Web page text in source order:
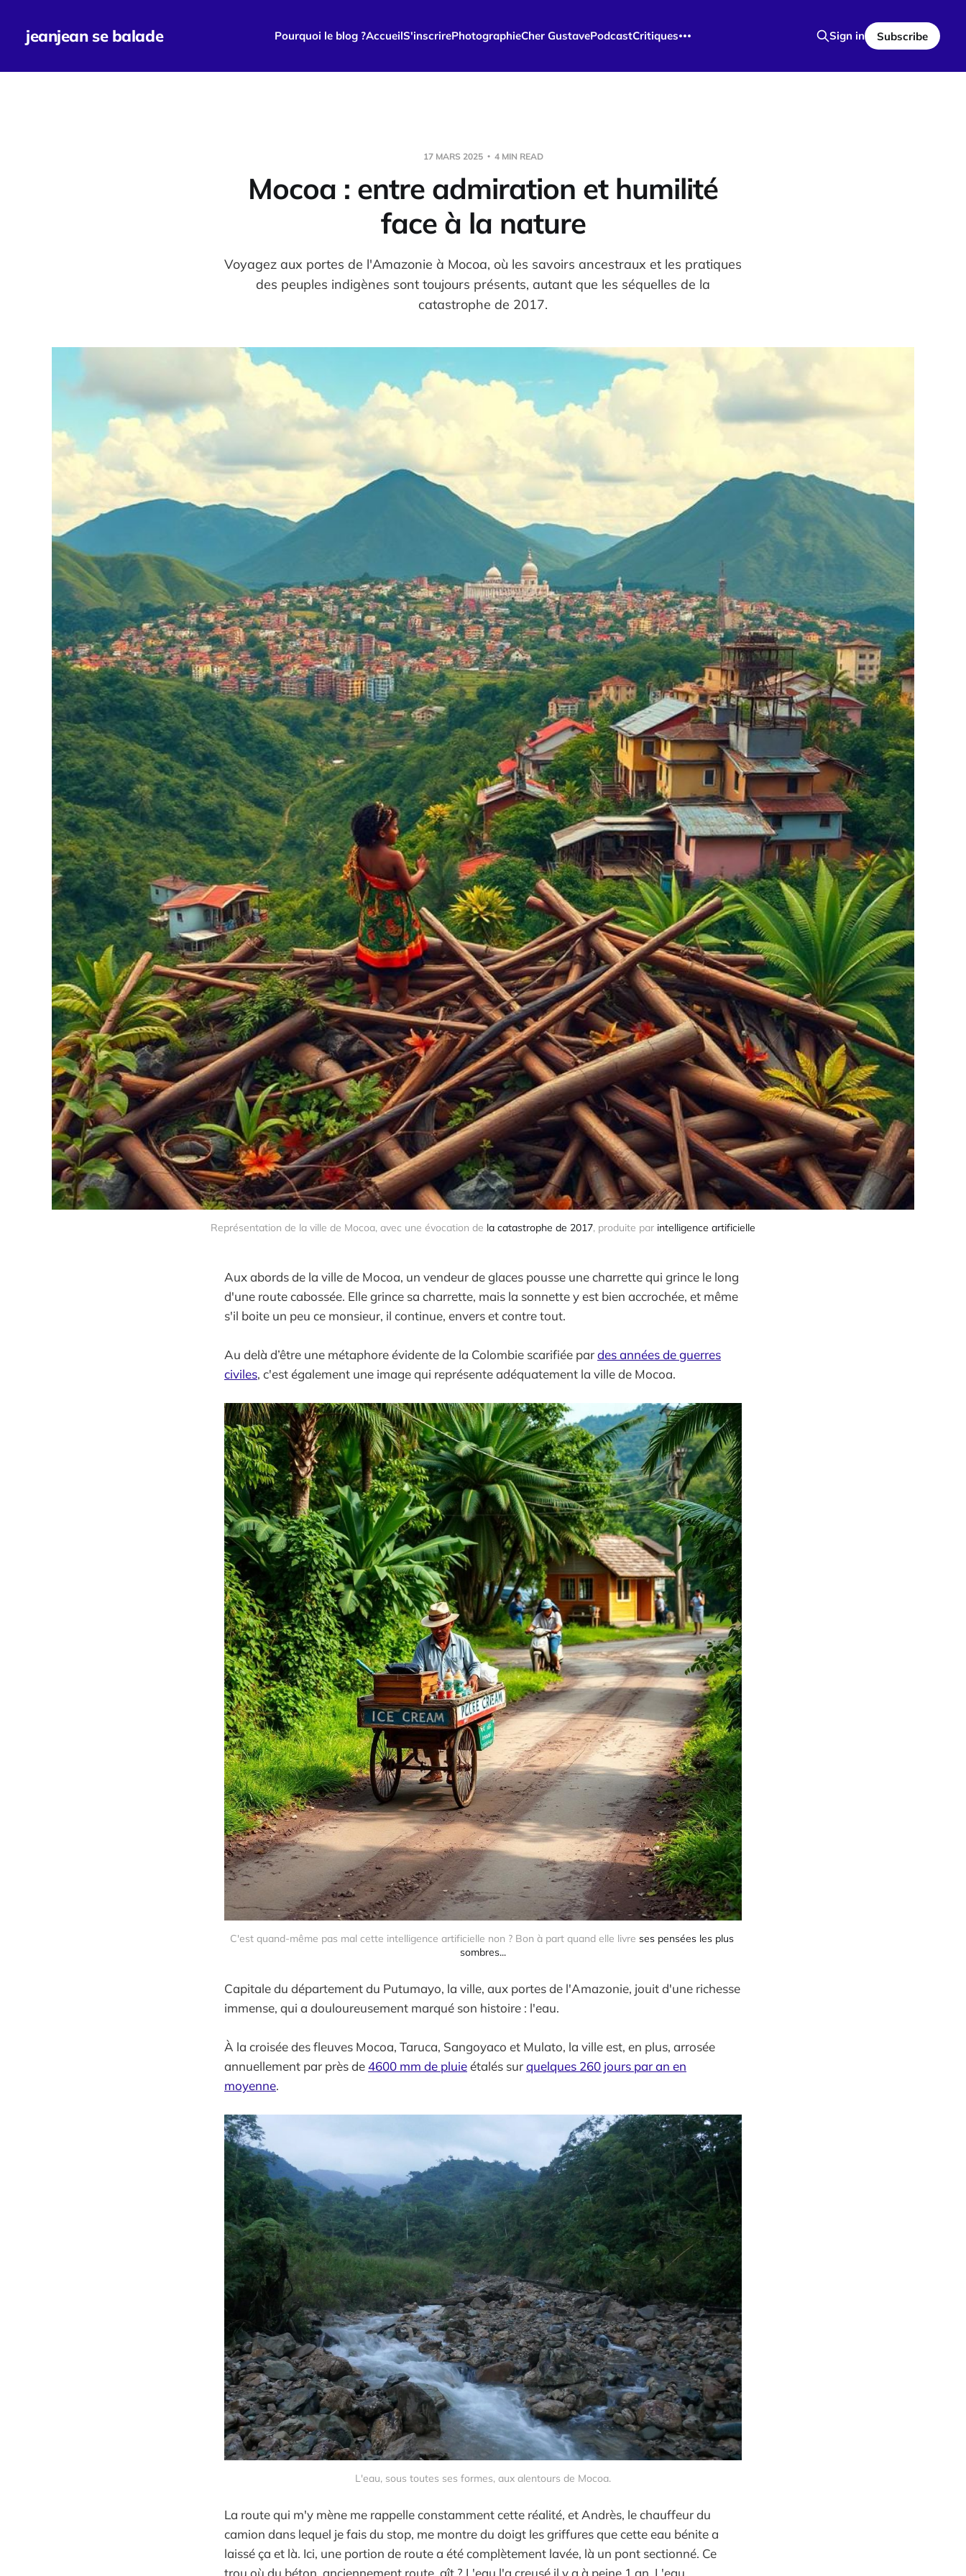
jeanjean se balade Pourquoi le blog ?AccueilS'inscrirePhotographieCher GustavePodcastCritiques Sign in Subscribe
17 MARS 2025 4 MIN READ
Mocoa : entre admiration et humilité
face à la nature
Voyagez aux portes de l'Amazonie à Mocoa, où les savoirs ancestraux et les pratiques
des peuples indigènes sont toujours présents, autant que les séquelles de la
catastrophe de 2017.
Représentation de la ville de Mocoa, avec une évocation de la catastrophe de 2017, produite par intelligence artificielle
Aux abords de la ville de Mocoa, un vendeur de glaces pousse une charrette qui grince le long
d'une route cabossée. Elle grince sa charrette, mais la sonnette y est bien accrochée, et même
s'il boite un peu ce monsieur, il continue, envers et contre tout.
Au delà d’être une métaphore évidente de la Colombie scarifiée pardes années de guerres
civiles, c'est également une image qui représente adéquatement la ville de Mocoa.
C'est quand-même pas mal cette intelligence artificielle non ? Bon à part quand elle livre ses pensées les plus
sombres...
Capitale du département du Putumayo, la ville, aux portes de l'Amazonie, jouit d'une richesse
immense, qui a douloureusement marqué son histoire : l'eau.
À la croisée des fleuves Mocoa, Taruca, Sangoyaco et Mulato, la ville est, en plus, arrosée
annuellement par près de4600 mm de pluieétalés surquelques 260 jours par an en
moyenne.
L'eau, sous toutes ses formes, aux alentours de Mocoa.
La route qui m'y mène me rappelle constamment cette réalité, et Andrès, le chauffeur du
camion dans lequel je fais du stop, me montre du doigt les griffures que cette eau bénite a
laissé ça et là. Ici, une portion de route a été complètement lavée, là un pont sectionné. Ce
trou où du béton, anciennement route, gît ? L'eau l'a creusé il y a à peine 1 an. L'eau.